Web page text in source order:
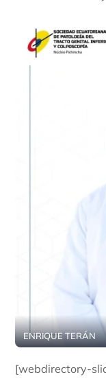
ENRIQUE TERÁN
[webdirectory-